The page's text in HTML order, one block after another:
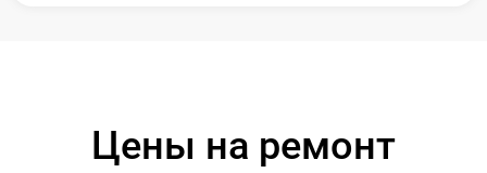
Цены на ремонт